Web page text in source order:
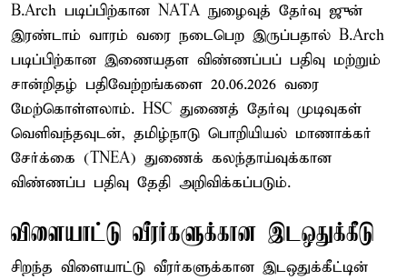
B.Arch படிப்பிற்கான NATA நுழைவுத் தேர்வு ஜுன்
இரண்டாம் வாரம் வரை நடைபெற இருப்பதால் B.Arch
படிப்பிற்கான இணையதள விண்ணப்பப் பதிவு மற்றும்
சான்றிதழ் பதிவேற்றங்களை 20.06.2026 வரை
மேற்கொள்ளலாம். HSC துணைத் தேர்வு முடிவுகள்
வெளிவந்தவுடன், தமிழ்நாடு பொறியியல் மாணாக்கர்
சேர்க்கை (TNEA) துணைக் கலந்தாய்வுக்கான
விண்ணப்ப பதிவு தேதி அறிவிக்கப்படும்.
விளையாட்டு வீரர்களுக்கான இடஒதுக்கீடு
சிறந்த விளையாட்டு வீரர்களுக்கான இடஒதுக்கீட்டின்